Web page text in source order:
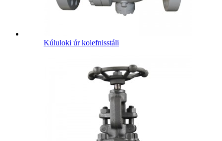
Kúluloki úr kolefnisstáli